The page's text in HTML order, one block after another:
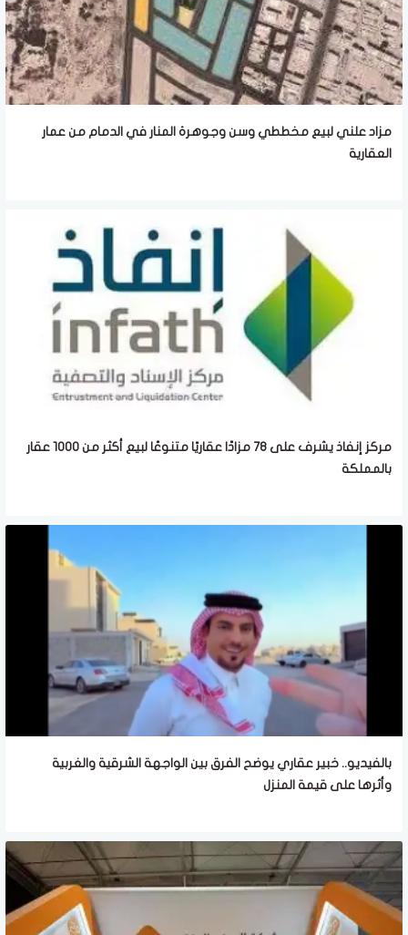
مزاد علني لبيع مخططي وسن وجوهرة المنار في الدمام من عمار
العقارية
مركز إنفاذ يشرف على 78 مزادًا عقاريًا متنوعًا لبيع أكثر من 1000 عقار
بالمملكة
بالفيديو.. خبير عقاري يوضح الفرق بين الواجهة الشرقية والغربية
وأثرها على قيمة المنزل